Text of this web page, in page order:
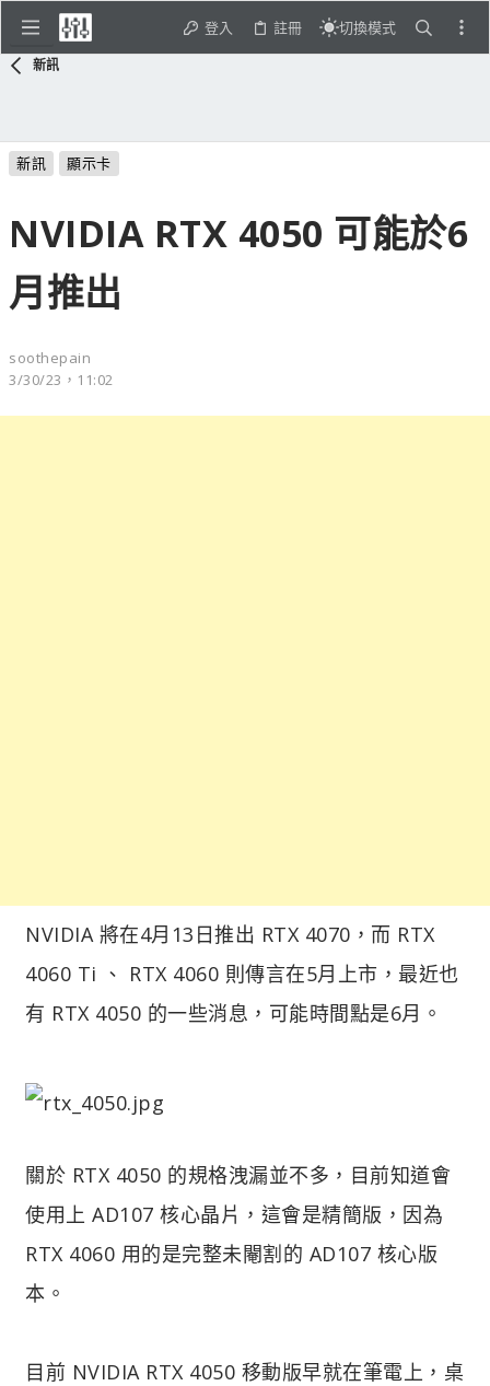
登入 註冊 切換模式
新訊
新訊 顯示卡
NVIDIA RTX 4050 可能於6
月推出
soothepain
3/30/23，11:02
NVIDIA 將在4月13日推出 RTX 4070，而 RTX
4060 Ti 、 RTX 4060 則傳言在5月上市，最近也
有 RTX 4050 的一些消息，可能時間點是6月。
關於 RTX 4050 的規格洩漏並不多，目前知道會
使用上 AD107 核心晶片，這會是精簡版，因為
RTX 4060 用的是完整未閹割的 AD107 核心版
本。
目前 NVIDIA RTX 4050 移動版早就在筆電上，桌